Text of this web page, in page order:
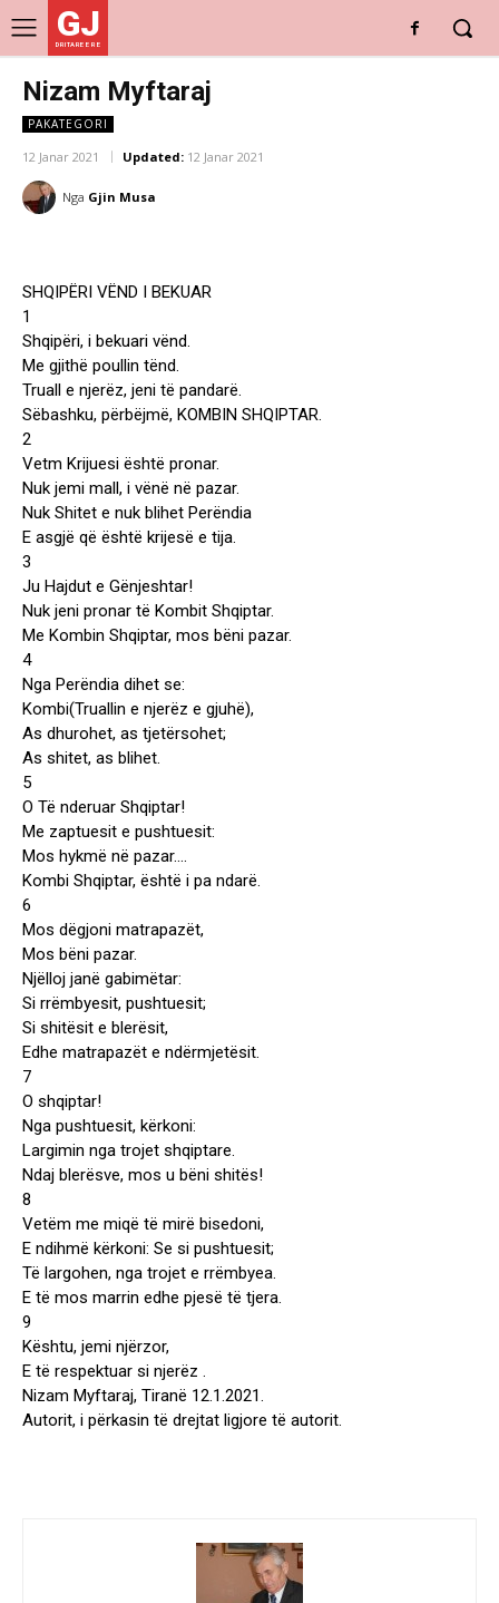
GJ
DRITARE E RE
Nizam Myftaraj
PAKATEGORI
12 Janar 2021 Updated: 12 Janar 2021
Nga Gjin Musa
SHQIPËRI VËND I BEKUAR
1
Shqipëri, i bekuari vënd.
Me gjithë poullin tënd.
Truall e njerëz, jeni të pandarë.
Sëbashku, përbëjmë, KOMBIN SHQIPTAR.
2
Vetm Krijuesi është pronar.
Nuk jemi mall, i vënë në pazar.
Nuk Shitet e nuk blihet Perëndia
E asgjë që është krijesë e tija.
3
Ju Hajdut e Gënjeshtar!
Nuk jeni pronar të Kombit Shqiptar.
Me Kombin Shqiptar, mos bëni pazar.
4
Nga Perëndia dihet se:
Kombi(Truallin e njerëz e gjuhë),
As dhurohet, as tjetërsohet;
As shitet, as blihet.
5
O Të nderuar Shqiptar!
Me zaptuesit e pushtuesit:
Mos hykmë në pazar….
Kombi Shqiptar, është i pa ndarë.
6
Mos dëgjoni matrapazët,
Mos bëni pazar.
Njëlloj janë gabimëtar:
Si rrëmbyesit, pushtuesit;
Si shitësit e blerësit,
Edhe matrapazët e ndërmjetësit.
7
O shqiptar!
Nga pushtuesit, kërkoni:
Largimin nga trojet shqiptare.
Ndaj blerësve, mos u bëni shitës!
8
Vetëm me miqë të mirë bisedoni,
E ndihmë kërkoni: Se si pushtuesit;
Të largohen, nga trojet e rrëmbyea.
E të mos marrin edhe pjesë të tjera.
9
Kështu, jemi njërzor,
E të respektuar si njerëz .
Nizam Myftaraj, Tiranë 12.1.2021.
Autorit, i përkasin të drejtat ligjore të autorit.